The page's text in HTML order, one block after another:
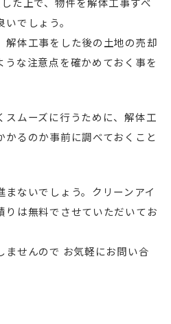
でしょう。
解体工事をした後の土地の売却
うな注意点を確かめておく事を
スムーズに行うために、解体工
るのか事前に調べておくこと
ないでしょう。クリーンアイ
りは無料でさせていただいてお
ませんので お気軽にお問い合